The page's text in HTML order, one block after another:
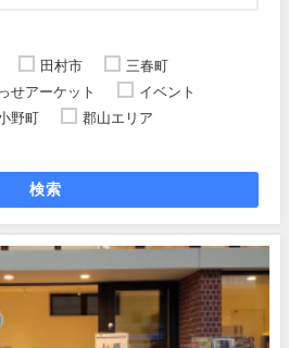
田村市
三春町
せアーケット
イベント
野町
郡山エリア
検索